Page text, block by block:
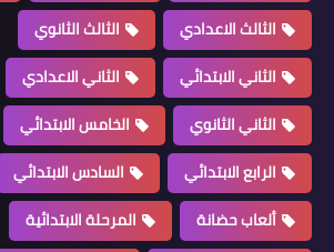
الثالث الاعدادي
الثالث الثانوي
الثاني الابتدائي
الثاني الاعدادي
الثاني الثانوي
الخامس الابتدائي
الرابع الابتدائي
السادس الابتدائي
ألعاب حضانة
المرحلة الابتدائية